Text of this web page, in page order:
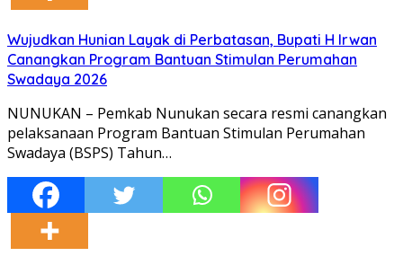
Wujudkan Hunian Layak di Perbatasan, Bupati H Irwan
Canangkan Program Bantuan Stimulan Perumahan
Swadaya 2026
NUNUKAN – Pemkab Nunukan secara resmi canangkan
pelaksanaan Program Bantuan Stimulan Perumahan
Swadaya (BSPS) Tahun…